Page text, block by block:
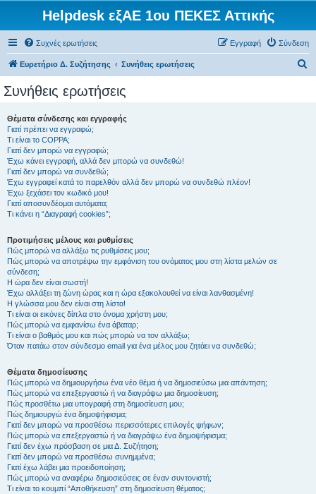
Helpdesk εξΑΕ 1ου ΠΕΚΕΣ Αττικής
Συχνές ερωτήσεις Σύνδεση
Εγγραφή
Ευρετήριο Δ. Συζήτησης Συνήθεις ερωτήσεις
Συνήθεις ερωτήσεις
Θέματα σύνδεσης και εγγραφής
Γιατί πρέπει να εγγραφώ;
Τι είναι το COPPA;
Γιατί δεν μπορώ να εγγραφώ;
Έχω κάνει εγγραφή, αλλά δεν μπορώ να συνδεθώ!
Γιατί δεν μπορώ να συνδεθώ;
Έχω εγγραφεί κατά το παρελθόν αλλά δεν μπορώ να συνδεθώ πλέον!
Έχω ξεχάσει τον κωδικό μου!
Γιατί αποσυνδέομαι αυτόματα;
Τι κάνει η “Διαγραφή cookies”;
Προτιμήσεις μέλους και ρυθμίσεις
Πώς μπορώ να αλλάξω τις ρυθμίσεις μου;
Πώς μπορώ να αποτρέψω την εμφάνιση του ονόματος μου στη λίστα μελών σε
σύνδεση;
Η ώρα δεν είναι σωστή!
Έχω αλλάξει τη ζώνη ώρας και η ώρα εξακολουθεί να είναι λανθασμένη!
Η γλώσσα μου δεν είναι στη λίστα!
Τι είναι οι εικόνες δίπλα στο όνομα χρήστη μου;
Πώς μπορώ να εμφανίσω ένα άβαταρ;
Τι είναι ο βαθμός μου και πώς μπορώ να τον αλλάξω;
Όταν πατάω στον σύνδεσμο email για ένα μέλος μου ζητάει να συνδεθώ;
Θέματα δημοσίευσης
Πώς μπορώ να δημιουργήσω ένα νέο θέμα ή να δημοσιεύσω μια απάντηση;
Πώς μπορώ να επεξεργαστώ ή να διαγράψω μια δημοσίευση;
Πώς προσθέτω μια υπογραφή στη δημοσίευση μου;
Πώς δημιουργώ ένα δημοψήφισμα;
Γιατί δεν μπορώ να προσθέσω περισσότερες επιλογές ψήφων;
Πώς μπορώ να επεξεργαστώ ή να διαγράψω ένα δημοψήφισμα;
Γιατί δεν έχω πρόσβαση σε μια Δ. Συζήτηση;
Γιατί δεν μπορώ να προσθέσω συνημμένα;
Γιατί έχω λάβει μια προειδοποίηση;
Πώς μπορώ να αναφέρω δημοσιεύσεις σε έναν συντονιστή;
Τι είναι το κουμπί “Αποθήκευση” στη δημοσίευση θέματος;